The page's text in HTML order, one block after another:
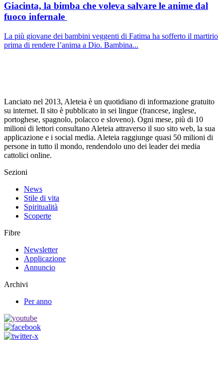
Giacinta, la bimba che voleva salvare le anime dal
fuoco infernale
La più giovane dei bambini veggenti di Fatima ha sofferto il martirio
prima di rendere l’anima a Dio. Bambina...
Lanciato nel 2013, Aleteia è un quotidiano di informazione gratuito
su internet. Il sito è pubblicato in sei lingue (francese, inglese,
portoghese, spagnolo, polacco e sloveno). Ogni mese, più di 10
milioni di lettori consultano Aleteia attraverso il suo sito web, la sua
applicazione e i social media. Aleteia raggiunge quasi 50 milioni di
persone in tutto il mondo, rendendolo uno dei leader dei media
cattolici online.
Sezioni
News
Stile di vita
Spiritualità
Scoperte
Fibre
Newsletter
Applicazione
Annuncio
Archivi
Per anno